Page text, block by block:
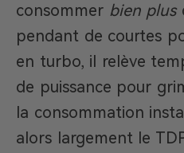
consommer bien plus
pendant de courtes
en turbo, il relève
de puissance pour
la consommation
alors largement le